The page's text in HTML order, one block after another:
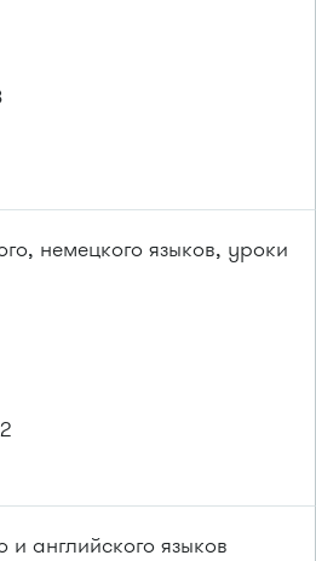
немецкого языков, уроки
и английского языков